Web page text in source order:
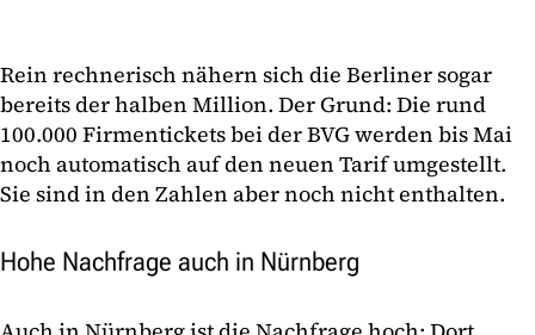
Rein rechnerisch nähern sich die Berliner sogar
bereits der halben Million. Der Grund: Die rund
100.000 Firmentickets bei der BVG werden bis Mai
noch automatisch auf den neuen Tarif umgestellt.
Sie sind in den Zahlen aber noch nicht enthalten.
Hohe Nachfrage auch in Nürnberg